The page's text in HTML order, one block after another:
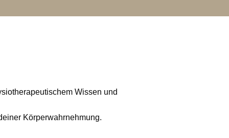
Wissen und
Körperwahrnehmung.